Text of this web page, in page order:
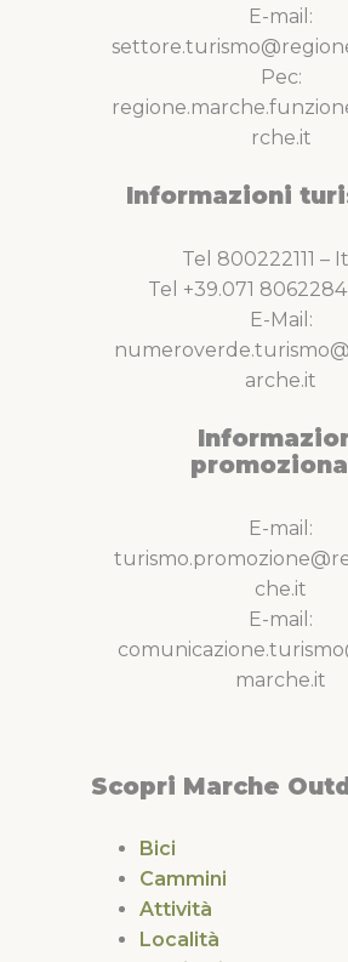
E-mail:
Pec:
rche.it
Informazioni
Tel 800222111 –
Tel +39.071
E-Mail:
arche.it
E-mail:
che.it
E-mail:
marche.it
Scopri Marche
Bici
Cammini
Attività
Località